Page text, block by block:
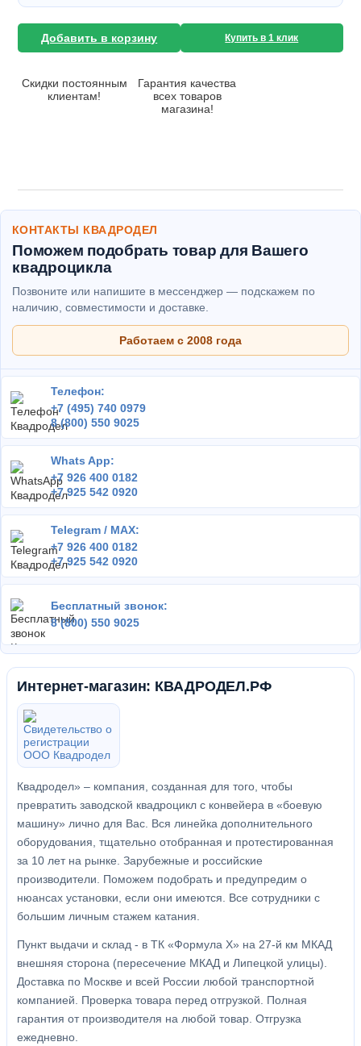
Добавить в корзину Купить в 1 клик
Скидки постоянным
клиентам!
Гарантия качества
всех товаров
магазина!
КОНТАКТЫ КВАДРОДЕЛ
Поможем подобрать товар для Вашего
квадроцикла
Позвоните или напишите в мессенджер — подскажем по
наличию, совместимости и доставке.
Работаем с 2008 года
Телефон:
+7 (495) 740 0979
8 (800) 550 9025
Whats App:
+7 926 400 0182
+7 925 542 0920
Telegram / MAX:
+7 926 400 0182
+7 925 542 0920
Бесплатный звонок:
8 (800) 550 9025
Интернет-магазин: КВАДРОДЕЛ.РФ
Квадродел» – компания, созданная для того, чтобы
превратить заводской квадроцикл с конвейера в «боевую
машину» лично для Вас. Вся линейка дополнительного
оборудования, тщательно отобранная и протестированная
за 10 лет на рынке. Зарубежные и российские
производители. Поможем подобрать и предупредим о
нюансах установки, если они имеются. Все сотрудники с
большим личным стажем катания.
Пункт выдачи и склад - в ТК «Формула X» на 27-й км МКАД
внешняя сторона (пересечение МКАД и Липецкой улицы).
Доставка по Москве и всей России любой транспортной
компанией. Проверка товара перед отгрузкой. Полная
гарантия от производителя на любой товар. Отгрузка
ежедневно.